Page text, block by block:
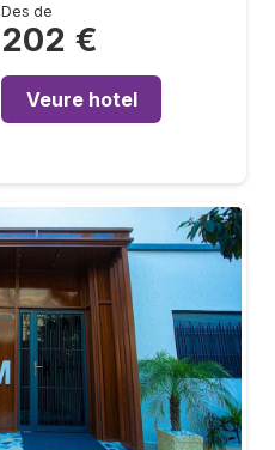
Des de
202 €
Veure hotel